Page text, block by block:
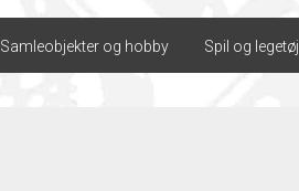
Samleobjekter og hobby Spil og legetøj